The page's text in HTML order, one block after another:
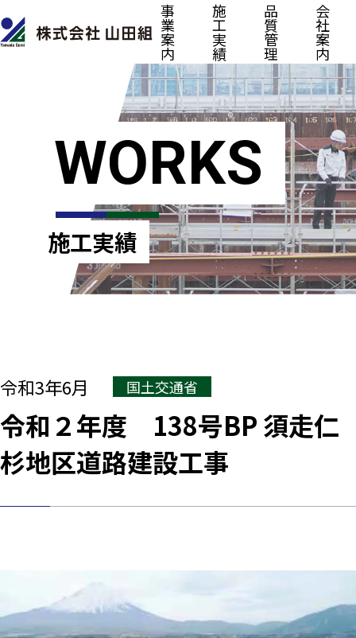
事
業
案
内
施
工
実
績
品
質
管
理
会
社
案
内
WORKS
施工実績
令和3年6月 国土交通省
令和２年度 138号BP 須走仁
杉地区道路建設工事